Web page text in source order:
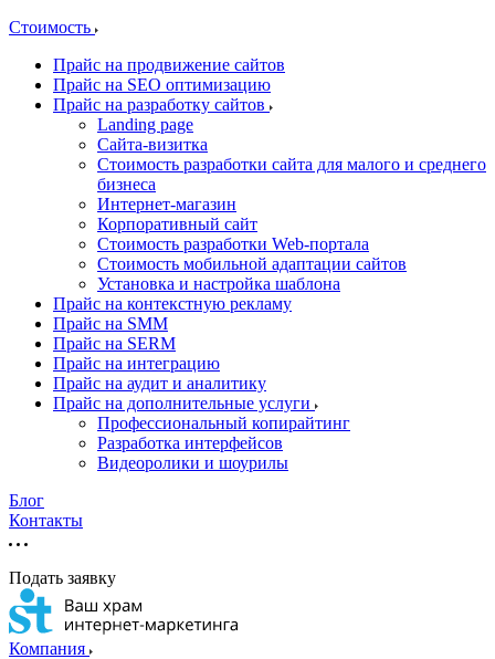
Стоимость
Прайс на продвижение сайтов
Прайс на SEO оптимизацию
Прайс на разработку сайтов
Landing page
Cайта-визитка
Стоимость разработки сайта для малого и среднего
бизнеса
Интернет-магазин
Корпоративный сайт
Стоимость разработки Web-портала
Стоимость мобильной адаптации сайтов
Установка и настройка шаблона
Прайс на контекстную рекламу
Прайс на SMM
Прайс на SERM
Прайс на интеграцию
Прайс на аудит и аналитику
Прайс на дополнительные услуги
Профессиональный копирайтинг
Разработка интерфейсов
Видеоролики и шоурилы
Блог
Контакты
Подать заявку
Компания